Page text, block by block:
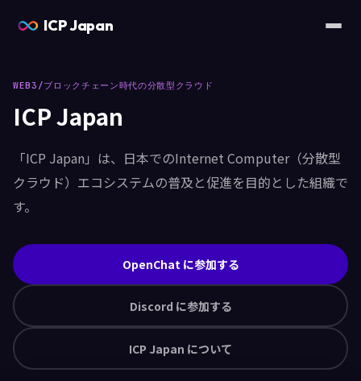
ICP Japan
WEB3/ブロックチェーン時代の分散型クラウド
ICP Japan
「ICP Japan」は、日本でのInternet Computer（分散型
クラウド）エコシステムの普及と促進を目的とした組織で
す。
OpenChat に参加する
Discord に参加する
ICP Japan について